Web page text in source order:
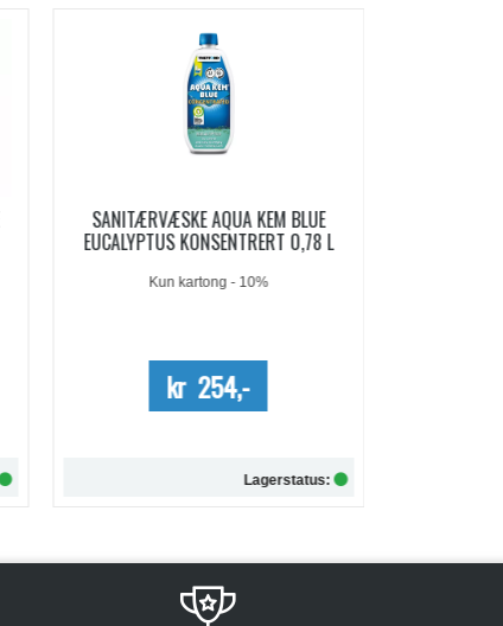
AQUA KEM BLUE SACHETS
SANITÆRVÆSKE 15 DOSER
kr 209,-
Lagerstatus: